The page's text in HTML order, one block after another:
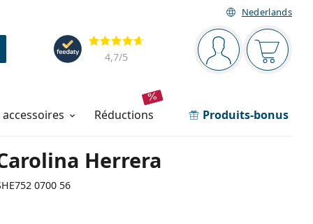
Nederlands
Barre de navigation
Vous êtesVotre
Évaluation
4,7/5
réductions Produits-bonus
Herrera
0700 56